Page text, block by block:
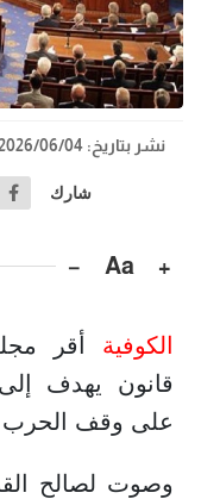
نشر بتاريخ: 2026/06/04
شارك
+
Aa
−
الكوفية أقر
قانون يهدف
على وقف الحرب
وصوت لصالح